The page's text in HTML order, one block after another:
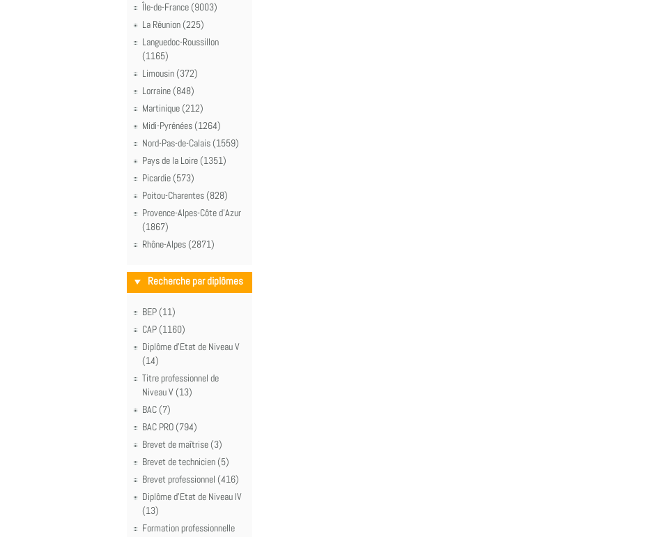
Île-de-France (9003)
La Réunion (225)
Languedoc-Roussillon
(1165)
Limousin (372)
Lorraine (848)
Martinique (212)
Midi-Pyrénées (1264)
Nord-Pas-de-Calais (1559)
Pays de la Loire (1351)
Picardie (573)
Poitou-Charentes (828)
Provence-Alpes-Côte d'Azur
(1867)
Rhône-Alpes (2871)
Recherche par diplômes
BEP (11)
CAP (1160)
Diplôme d'Etat de Niveau V
(14)
Titre professionnel de
Niveau V (13)
BAC (7)
BAC PRO (794)
Brevet de maîtrise (3)
Brevet de technicien (5)
Brevet professionnel (416)
Diplôme d'Etat de Niveau IV
(13)
Formation professionnelle